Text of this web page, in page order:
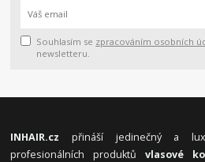
Souhlasím se zpracováním osobních
newsletteru.
INHAIR.cz přináší jedinečný a
profesionálních produktůvlasové